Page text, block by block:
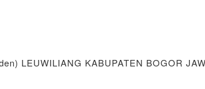
LEUWILIANG KABUPATEN BOGOR